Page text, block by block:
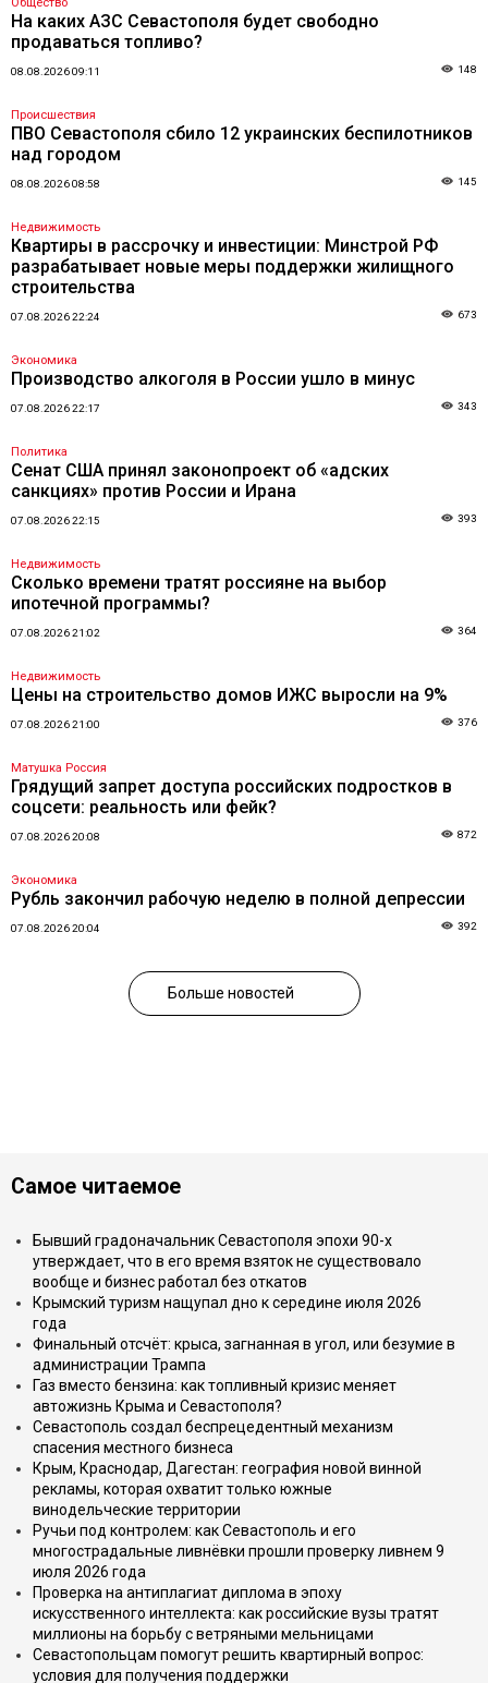
На каких АЗС Севастополя будет свободно
продаваться топливо?
08.08.2026 09:11 148
Происшествия
ПВО Севастополя сбило 12 украинских беспилотников
над городом
08.08.2026 08:58 145
Недвижимость
Квартиры в рассрочку и инвестиции: Минстрой РФ
разрабатывает новые меры поддержки жилищного
строительства
07.08.2026 22:24 673
Экономика
Производство алкоголя в России ушло в минус
07.08.2026 22:17 343
Политика
Сенат США принял законопроект об «адских
санкциях» против России и Ирана
07.08.2026 22:15 393
Недвижимость
Сколько времени тратят россияне на выбор
ипотечной программы?
07.08.2026 21:02 364
Недвижимость
Цены на строительство домов ИЖС выросли на 9%
07.08.2026 21:00 376
Матушка Россия
Грядущий запрет доступа российских подростков в
соцсети: реальность или фейк?
07.08.2026 20:08 872
Экономика
Рубль закончил рабочую неделю в полной депрессии
07.08.2026 20:04 392
Больше новостей
Самое читаемое
Бывший градоначальник Севастополя эпохи 90-х
утверждает, что в его время взяток не существовало
вообще и бизнес работал без откатов
Крымский туризм нащупал дно к середине июля 2026
года
Финальный отсчёт: крыса, загнанная в угол, или безумие в
администрации Трампа
Газ вместо бензина: как топливный кризис меняет
автожизнь Крыма и Севастополя?
Севастополь создал беспрецедентный механизм
спасения местного бизнеса
Крым, Краснодар, Дагестан: география новой винной
рекламы, которая охватит только южные
винодельческие территории
Ручьи под контролем: как Севастополь и его
многострадальные ливнёвки прошли проверку ливнем 9
июля 2026 года
Проверка на антиплагиат диплома в эпоху
искусственного интеллекта: как российские вузы тратят
миллионы на борьбу с ветряными мельницами
Севастопольцам помогут решить квартирный вопрос:
условия для получения поддержки